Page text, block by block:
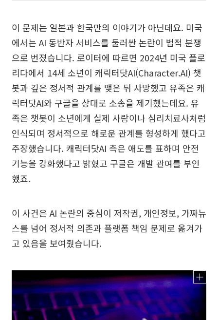
이 문제는 일본과 한국만의 이야기가 아닌데요. 미국
에서는 AI 동반자 서비스를 둘러싼 논란이 법적 분쟁
으로 번졌습니다. 로이터에 따르면 2024년 미국 플로
리다에서 14세 소년이 캐릭터닷AI(Character.AI) 챗
봇과 깊은 정서적 관계를 맺은 뒤 사망했고 유족은 캐
릭터닷AI와 구글을 상대로 소송을 제기했는데요. 유
족은 챗봇이 소년에게 실제 사람이나 심리치료사처럼
인식되며 정서적으로 해로운 관계를 형성하게 했다고
주장했습니다. 캐릭터닷AI 측은 애도를 표하며 안전
기능을 강화했다고 밝혔고 구글은 개발 관여를 부인
했죠.
이 사건은 AI 논란의 중심이 저작권, 개인정보, 가짜뉴
스를 넘어 정서적 의존과 플랫폼 책임 문제로 옮겨가
고 있음을 보여줬습니다.